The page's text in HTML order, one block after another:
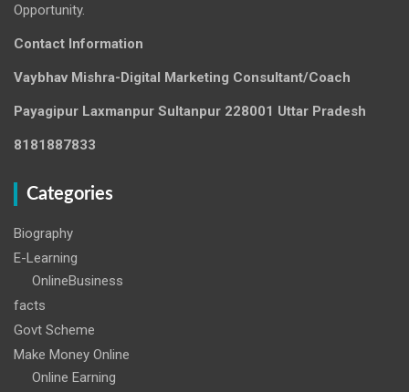
Opportunity.
Contact Information
Vaybhav Mishra-Digital Marketing Consultant/Coach
Payagipur Laxmanpur Sultanpur 228001 Uttar Pradesh
8181887833
Categories
Biography
E-Learning
OnlineBusiness
facts
Govt Scheme
Make Money Online
Online Earning